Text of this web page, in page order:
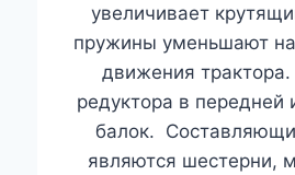
увеличивает
пружины уменьшают
движения
редуктора в передней
балок.
являются шестерни,